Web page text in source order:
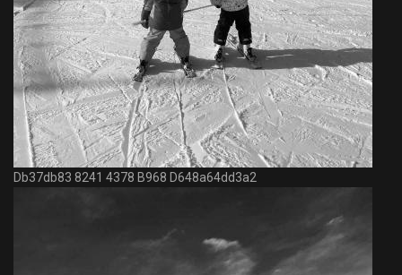
Db37db83 8241 4378 B968 D648a64dd3a2